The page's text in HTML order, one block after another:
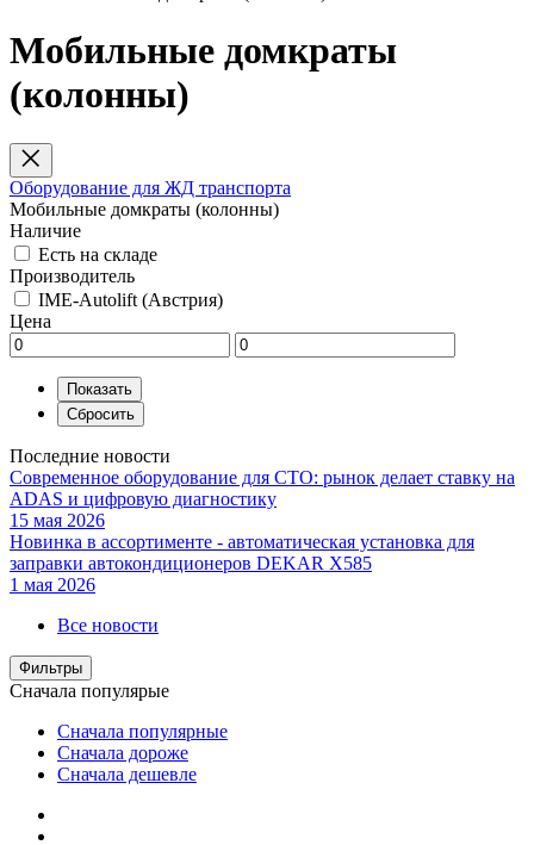
Мобильные домкраты
(колонны)
Оборудование для ЖД транспорта
Мобильные домкраты (колонны)
Наличие
Есть на складе
Производитель
IME-Autolift (Австрия)
Цена
Последние новости
Современное оборудование для СТО: рынок делает ставку на
ADAS и цифровую диагностику
15 мая 2026
Новинка в ассортименте - автоматическая установка для
заправки автокондиционеров DEKAR X585
1 мая 2026
Все новости
Фильтры
Сначала популярые
Сначала популярные
Сначала дороже
Сначала дешевле